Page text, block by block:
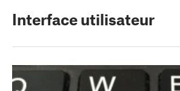
Interface utilisateur